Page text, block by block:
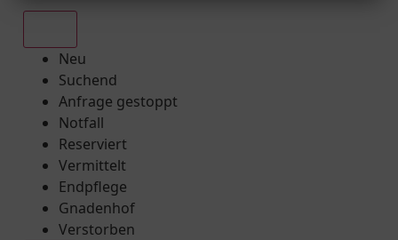
Neu
Suchend
Anfrage gestoppt
Notfall
Reserviert
Vermittelt
Endpflege
Gnadenhof
Verstorben